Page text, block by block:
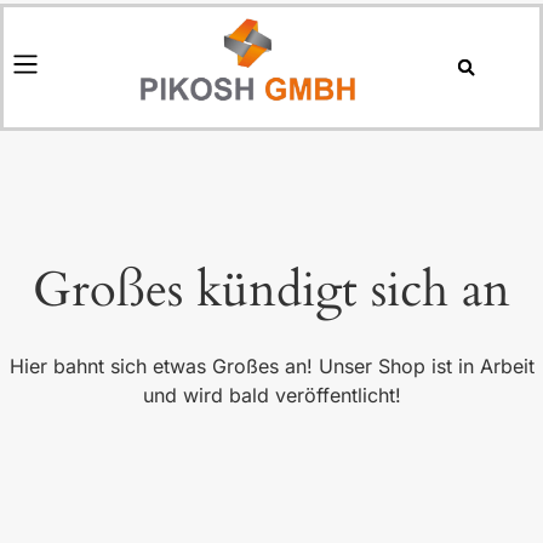
Großes kündigt sich an
Hier bahnt sich etwas Großes an! Unser Shop ist in Arbeit
und wird bald veröffentlicht!